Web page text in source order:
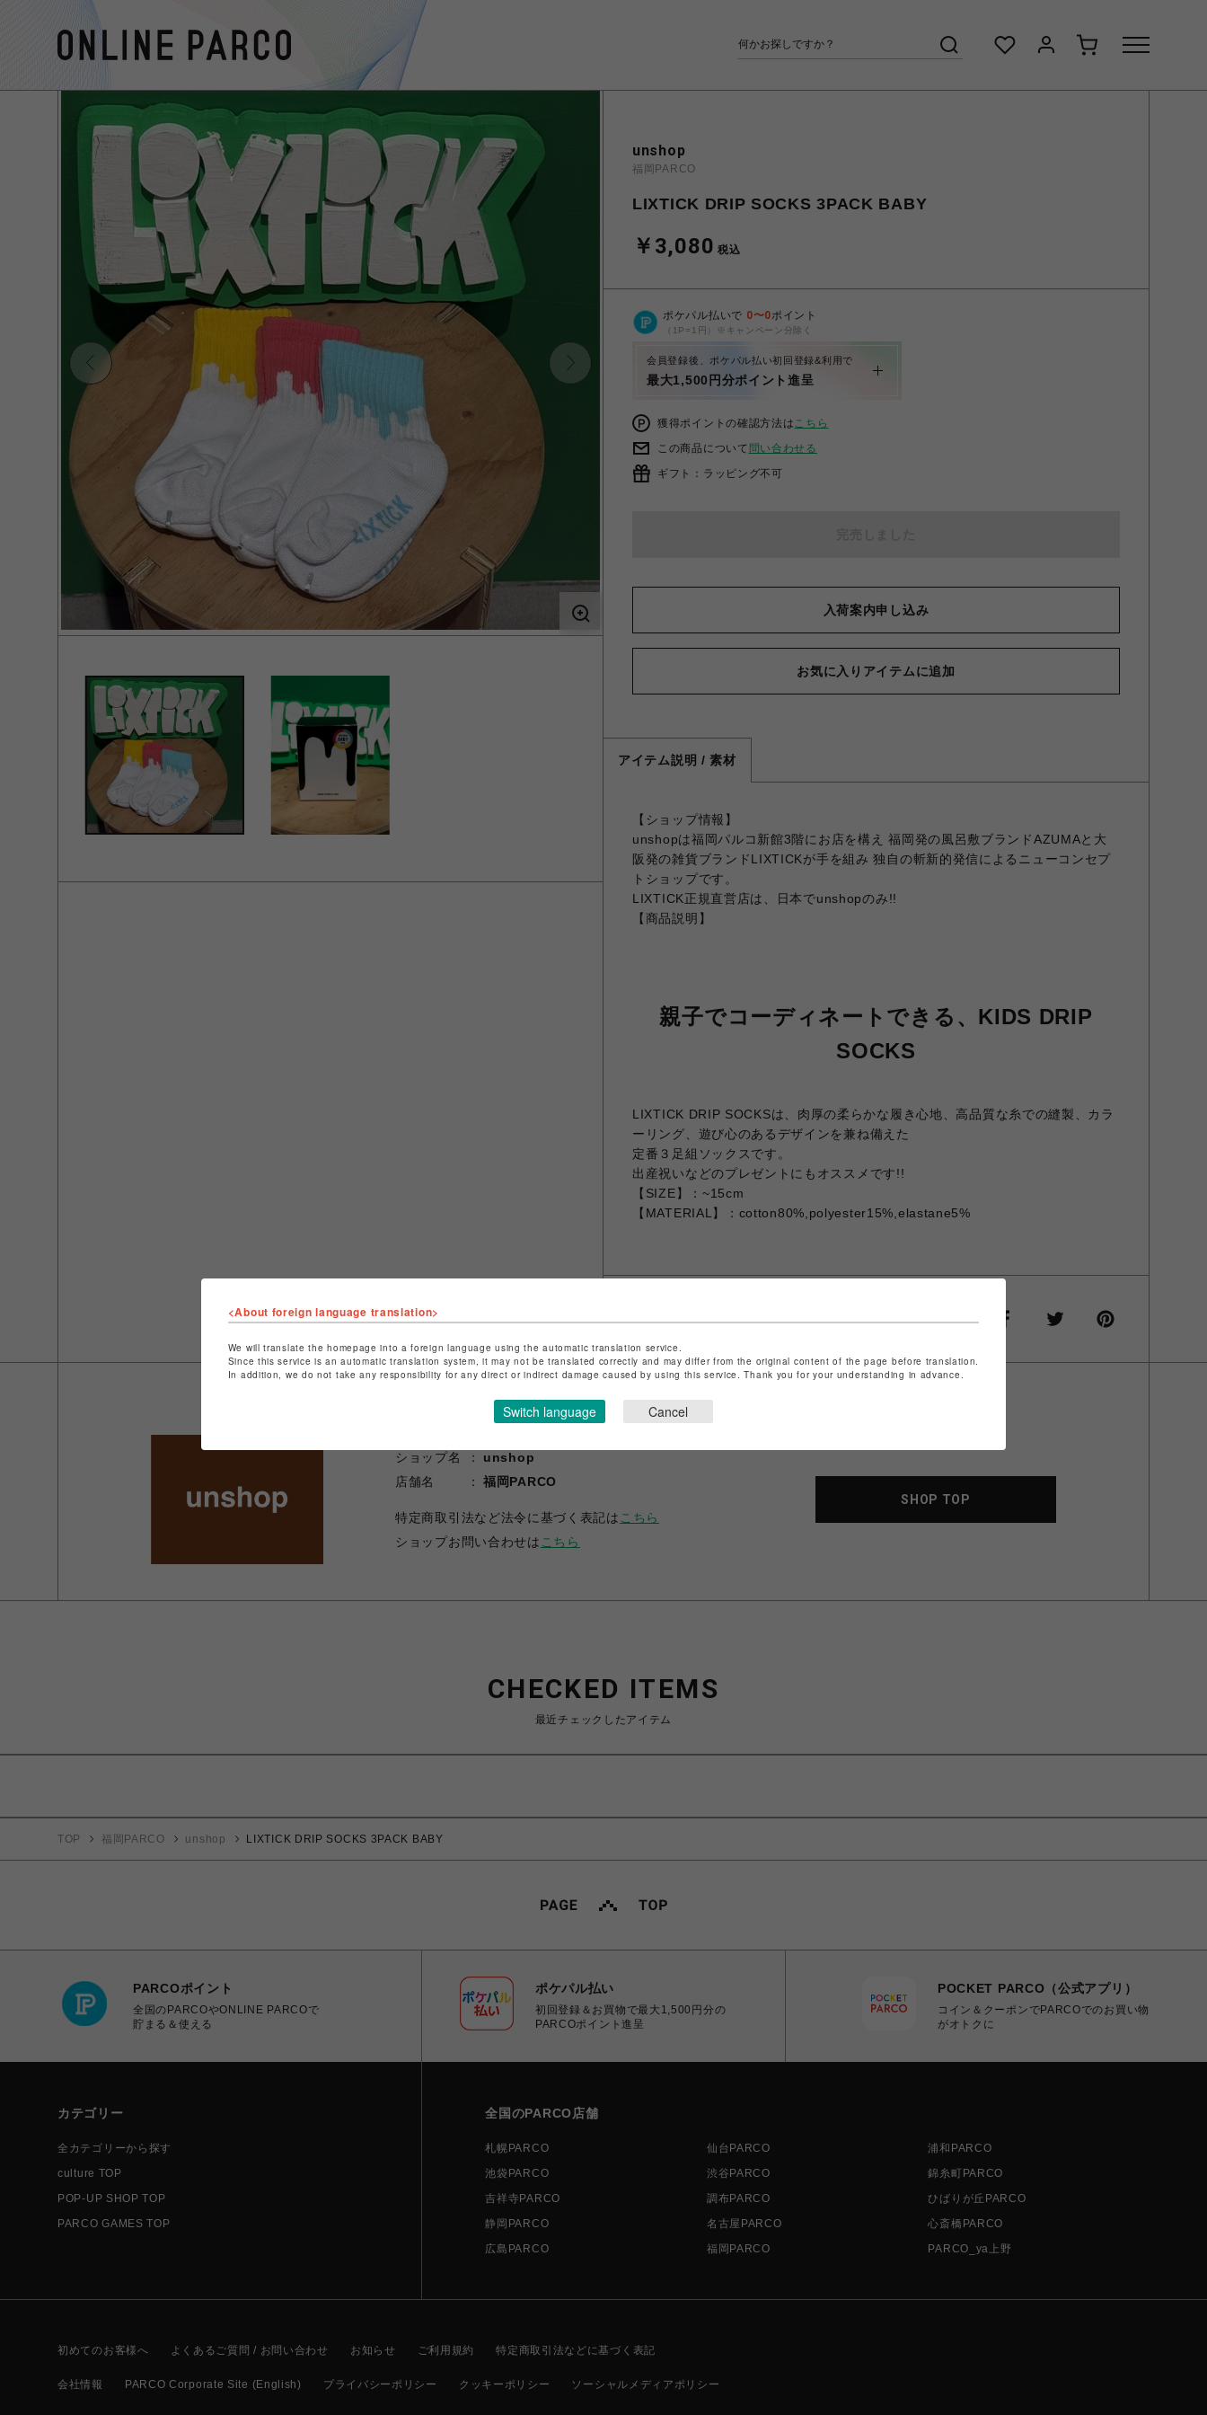
unshop
福岡PARCO
LIXTICK DRIP SOCKS 3PACK BABY
￥3,080 税込
ポケパル払いで 0〜0ポイント
（1P=1円）※キャンペーン分除く
会員登録後、ポケパル払い初回登録&利用で
最大1,500円分ポイント進呈
獲得ポイントの確認方法はこちら
この商品について 問い合わせる
ギフト：ラッピング不可
入荷案内申し込み
お気に入りアイテムに追加
アイテム説明 / 素材
【ショップ情報】
unshopは福岡パルコ新館3階にお店を構え 福岡発の風呂敷ブランドAZUMAと大
阪発の雑貨ブランドLIXTICKが手を組み 独自の斬新的発信によるニューコンセプ
トショップです。
LIXTICK正規直営店は、日本でunshopのみ!!
【商品説明】
親子でコーディネートできる、KIDS DRIP
SOCKS
LIXTICK DRIP SOCKSは、肉厚の柔らかな履き心地、高品質な糸での縫製、カラ
ーリング、遊び心のあるデザインを兼ね備えた
定番３足組ソックスです。
出産祝いなどのプレゼントにもオススメです!!
【SIZE】：~15cm
【MATERIAL】：cotton80%,polyester15%,elastane5%
シェアする
ショップ名
unshop
店舗名
福岡PARCO
特定商取引法など法令に基づく表記は こちら
ショップお問い合わせは こちら
SHOP TOP
CHECKED ITEMS
最近チェックしたアイテム
TOP 福岡PARCO unshop LIXTICK DRIP SOCKS 3PACK BABY
PARCOポイント
全国のPARCOやONLINE PARCOで
貯まる＆使える
ポケパル払い
初回登録＆お買物で最大1,500円分の
PARCOポイント進呈
POCKET PARCO（公式アプリ）
コイン＆クーポンでPARCOでのお買い物
がオトクに
カテゴリー
全カテゴリーから探す
culture TOP
POP-UP SHOP TOP
PARCO GAMES TOP
全国のPARCO店舗
札幌PARCO 仙台PARCO
浦和PARCO
池袋PARCO
渋谷PARCO
錦糸町PARCO
吉祥寺PARCO
調布PARCO
ひばりが丘PARCO
静岡PARCO
名古屋PARCO
心斎橋PARCO
広島PARCO
福岡PARCO PARCO_ya上野
初めてのお客様へ よくあるご質問 / お問い合わせ お知らせ ご利用規約 特定商取引法などに基づく表記
会社情報 PARCO Corporate Site (English) プライバシーポリシー クッキーポリシー ソーシャルメディアポリシー
<About foreign language translation>
We will translate the homepage into a foreign language using the automatic translation service.
Since this service is an automatic translation system, it may not be translated correctly and may differ from the original content of the page before translation.
In addition, we do not take any responsibility for any direct or indirect damage caused by using this service. Thank you for your understanding in advance.
Switch language Cancel